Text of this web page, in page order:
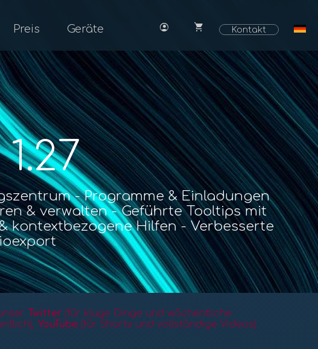
Preis Geräte account_circle shopping_cart Kontakt
- Programme & Einladungen
& verwalten - Geführte Tooltips mit
kontextbezogene Hilfen - Verbesserte
Twitter (für kluge Dinge und wöchentliche
), YouTube (für Shorts und vollständige Videos)